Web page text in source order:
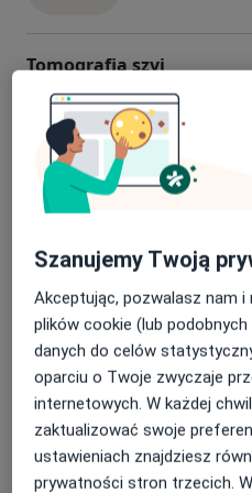
Tomografia szyi
350 zł - 500 zł
Szczegóły
Umów
300 zł
Szczegóły
Umów
Tomografia stawu
300 zł
Szczegóły
Umów
Szanujemy Twoją
Akceptując, pozwalasz nam
plików cookie (lub
danych do celów
oparciu o Twoje zwyczaje
internetowych. W każdej
zaktualizować swoje
ustawieniach znajdziesz
prywatności stron trzecich.